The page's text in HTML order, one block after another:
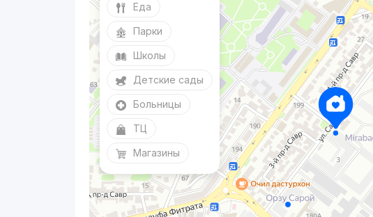
Еда
Парки
Школы
Детские сады
Больницы
ТЦ
Магазины